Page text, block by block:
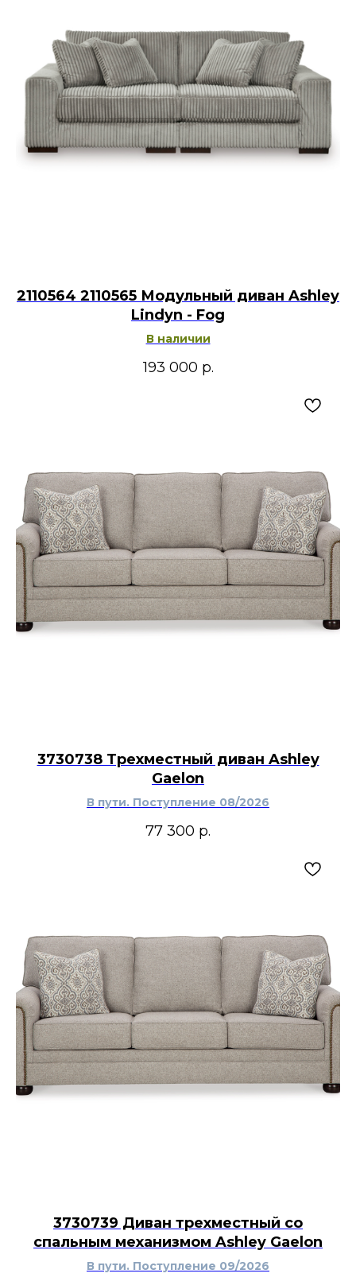
2110564 2110565 Модульный диван Ashley
Lindyn - Fog
В наличии
193 000 р.
3730738 Трехместный диван Ashley
Gaelon
В пути. Поступление 08/2026
77 300 р.
3730739 Диван трехместный со
спальным механизмом Ashley Gaelon
В пути. Поступление 09/2026